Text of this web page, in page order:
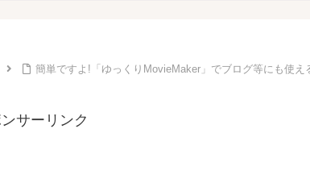
簡単ですよ!「ゆっくりMovieMaker」でブログ等にも使え
サーリンク